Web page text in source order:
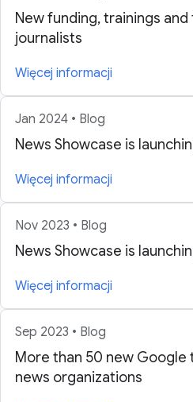
New funding, trainings
journalists
Więcej informacji
Jan 2024 • Blog
News Showcase is
Więcej informacji
Nov 2023 • Blog
News Showcase is
Więcej informacji
Sep 2023 • Blog
More than 50 new Google
news organizations